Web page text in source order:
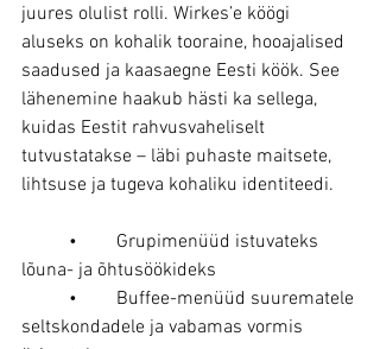
juures olulist rolli. Wirkes’e köögi
aluseks on kohalik tooraine, hooajalised
saadused ja kaasaegne Eesti köök. See
lähenemine haakub hästi ka sellega,
kuidas Eestit rahvusvaheliselt
tutvustatakse – läbi puhaste maitsete,
lihtsuse ja tugeva kohaliku identiteedi.
lõuna- ja õhtusöökideks
seltskondadele ja vabamas vormis